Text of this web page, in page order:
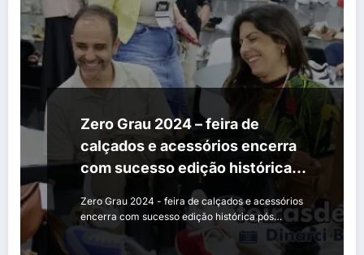
Zero Grau 2024 – feira de
calçados e acessórios encerra
com sucesso edição histórica
Zero Grau 2024 - feira de calçados e acessórios
encerra com sucesso edição histórica pós…